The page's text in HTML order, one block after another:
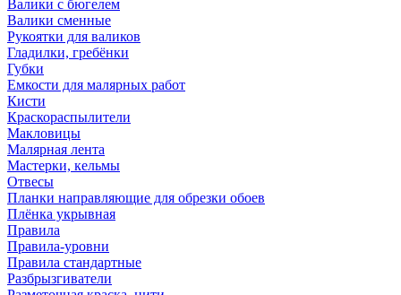
Валики с бюгелем
Валики сменные
Рукоятки для валиков
Гладилки, гребёнки
Губки
Емкости для малярных работ
Кисти
Краскораспылители
Макловицы
Малярная лента
Мастерки, кельмы
Отвесы
Планки направляющие для обрезки обоев
Плёнка укрывная
Правила
Правила-уровни
Правила стандартные
Разбрызгиватели